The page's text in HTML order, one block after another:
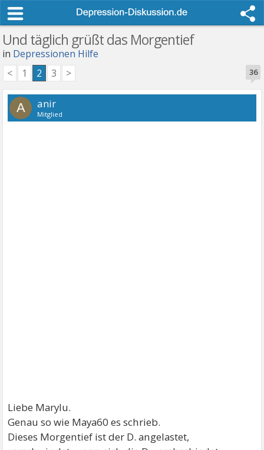
Und täglich grüßt das Morgentief
in Depressionen Hilfe
36
< 1 2 3 >
A anir
Mitglied
Liebe Marylu.
Genau so wie Maya60 es schrieb.
Dieses Morgentief ist der D. angelastet,